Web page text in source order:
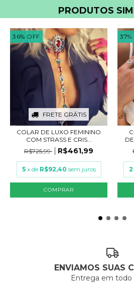
PRODUTOS
36% OFF
FRETE GRÁTIS
COLAR DE LUXO FEMININO
COM STRASS E CRIS...
R$725,99
R$461,99
5 x de R$92,40 sem juros
COMPRAR
37%
2
ENVIAMOS SUAS
Entrega em todo